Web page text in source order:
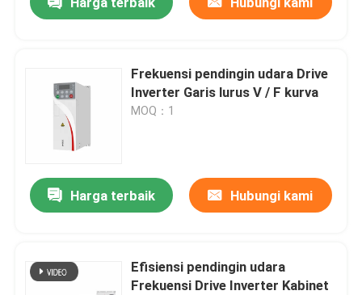
Frekuensi pendingin udara Drive
Inverter Garis lurus V / F kurva
MOQ：1
Harga terbaik Hubungi kami
Efisiensi pendingin udara
Frekuensi Drive Inverter Kabinet